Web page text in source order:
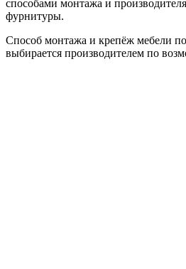
способами монтажа и
фурнитуры.
Способ монтажа и крепёж мебели
выбирается производителем по